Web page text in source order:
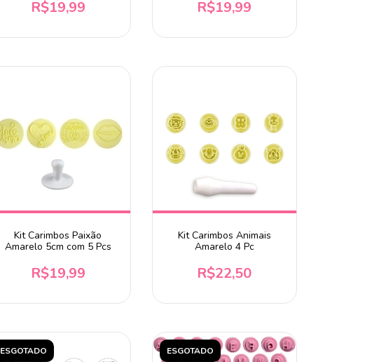
R$19,99 R$19,99
Kit Carimbos Paixão
Amarelo 5cm com 5 Pcs
R$19,99
Kit Carimbos Animais
Amarelo 4 Pc
R$22,50
ESGOTADO ESGOTADO